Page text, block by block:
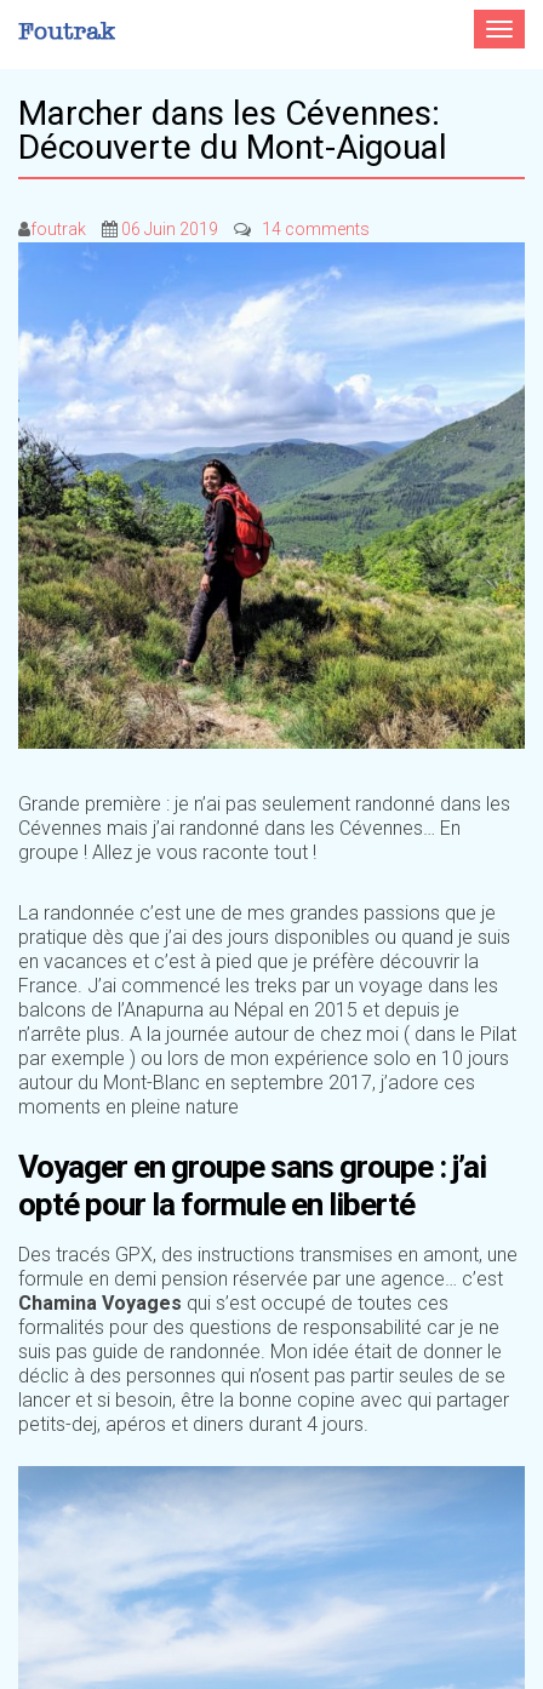
Toggle
Marcher dans les Cévennes:
Découverte du Mont-Aigoual
foutrak 06 Juin 2019 14 comments
Grande première : je n’ai pas seulement randonné dans les
Cévennes mais j’ai randonné dans les Cévennes… En
groupe ! Allez je vous raconte tout !
La randonnée c’est une de mes grandes passions que je
pratique dès que j’ai des jours disponibles ou quand je suis
en vacances et c’est à pied que je préfère découvrir la
France. J’ai commencé les treks par un voyage dans les
balcons de l’Anapurna au Népal en 2015 et depuis je
n’arrête plus. A la journée autour de chez moi ( dans le Pilat
par exemple ) ou lors de mon expérience solo en 10 jours
autour du Mont-Blanc en septembre 2017, j’adore ces
moments en pleine nature
Voyager en groupe sans groupe : j’ai
opté pour la formule en liberté
Des tracés GPX, des instructions transmises en amont, une
formule en demi pension réservée par une agence… c’est
Chamina Voyages qui s’est occupé de toutes ces
formalités pour des questions de responsabilité car je ne
suis pas guide de randonnée. Mon idée était de donner le
déclic à des personnes qui n’osent pas partir seules de se
lancer et si besoin, être la bonne copine avec qui partager
petits-dej, apéros et diners durant 4 jours.